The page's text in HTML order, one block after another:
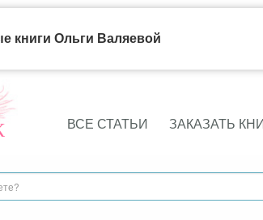
ВСЕ СТАТЬИ ЗАКАЗАТЬ
книги Ольги Валяевой